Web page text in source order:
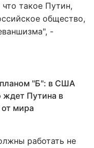
такое Путин,
общество,
-
"Б": в США
ждет Путина в
от мира
работать не